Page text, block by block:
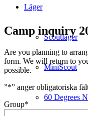
Läger
Scoutläger
MiniScout
60 Degrees
Camp inquiry
Are you planning to
form. We will return to
possible.
”*” anger obligatoriska
Group*